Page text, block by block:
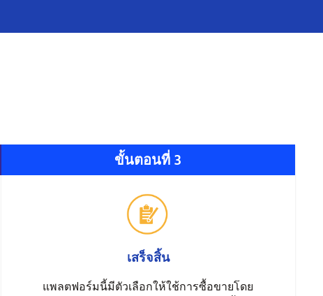
ขั้นตอนที่ 3
เสร็จสิ้น
แพลตฟอร์มนี้มีตัวเลือกให้ใช้การซื้อขายโดย